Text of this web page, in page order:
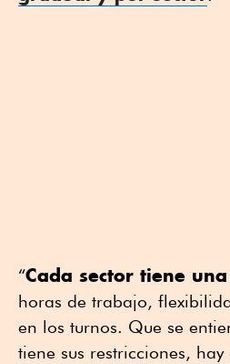
“Cada sector tiene
horas de trabajo,
en los turnos. Que se
tiene sus restricciones,